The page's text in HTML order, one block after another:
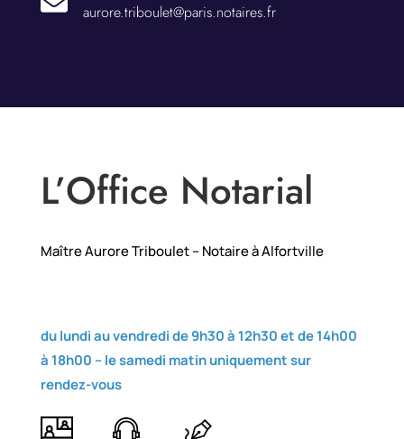
aurore.triboulet@paris.notaires.fr
L’Office Notarial
Maître Aurore Triboulet – Notaire à Alfortville
du lundi au vendredi de 9h30 à 12h30 et de 14h00
à 18h00 –le samedi matin uniquement sur
rendez-vous